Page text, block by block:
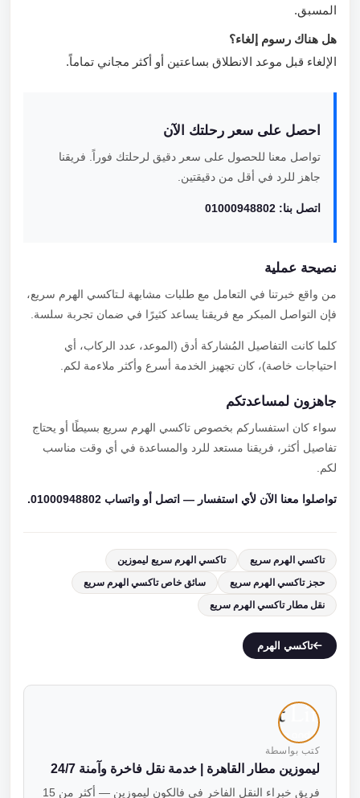
المسبق.
هل هناك رسوم إلغاء؟
الإلغاء قبل موعد الانطلاق بساعتين أو أكثر مجاني تماماً.
احصل على سعر رحلتك الآن
تواصل معنا للحصول على سعر دقيق لرحلتك فوراً. فريقنا
جاهز للرد في أقل من دقيقتين.
اتصل بنا: 01000948802
نصيحة عملية
من واقع خبرتنا في التعامل مع طلبات مشابهة لـتاكسي الهرم سريع،
فإن التواصل المبكر مع فريقنا يساعد كثيرًا في ضمان تجربة سلسة.
كلما كانت التفاصيل المُشاركة أدق (الموعد، عدد الركاب، أي
احتياجات خاصة)، كان تجهيز الخدمة أسرع وأكثر ملاءمة لكم.
جاهزون لمساعدتكم
سواء كان استفساركم بخصوص تاكسي الهرم سريع بسيطًا أو يحتاج
تفاصيل أكثر، فريقنا مستعد للرد والمساعدة في أي وقت مناسب
لكم.
تواصلوا معنا الآن لأي استفسار — اتصل أو واتساب 01000948802.
تاكسي الهرم سريع
تاكسي الهرم سريع ليموزين
حجز تاكسي الهرم سريع
سائق خاص تاكسي الهرم سريع
نقل مطار تاكسي الهرم سريع
تاكسي الهرم
كتب بواسطة
ليموزين مطار القاهرة | خدمة نقل فاخرة وآمنة 24/7
فريق خبراء النقل الفاخر في فالكون ليموزين — أكثر من 15